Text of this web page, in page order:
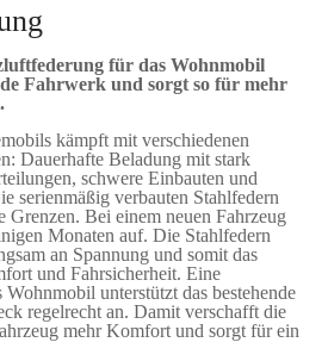
für das Wohnmobil
Fahrwerk und sorgt so für mehr
kämpft mit verschiedenen
Dauerhafte Beladung mit stark
schwere Einbauten und
serienmäßig verbauten Stahlfedern
Grenzen. Bei einem neuen Fahrzeug
Monaten auf. Die Stahlfedern
an Spannung und somit das
und Fahrsicherheit. Eine
unterstützt das bestehende
regelrecht an. Damit verschafft die
mehr Komfort und sorgt für ein